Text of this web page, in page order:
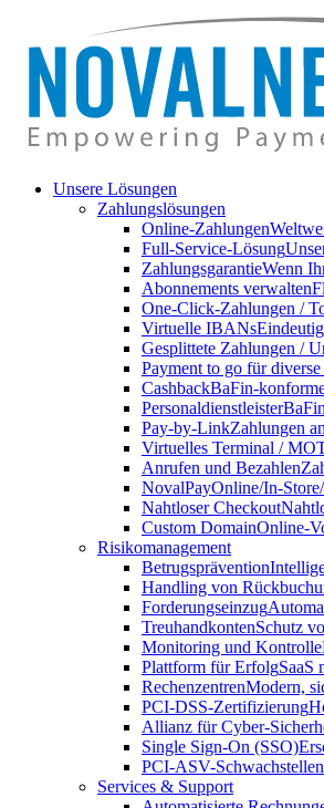
Unsere Lösungen
Zahlungslösungen
Online-Zahlungen
Full-Service-Lösung
ZahlungsgarantieWenn
Abonnements verwalten
One-Click-Zahlungen /
Virtuelle IBANs
Gesplittete Zahlungen /
Payment to go für diverse
CashbackBaFin-
Personaldienstleister
Pay-by-LinkZahlungen
Virtuelles Terminal /
Anrufen und Bezahlen
NovalPayOnline/In-
Nahtloser Checkout
Custom DomainOnline-
Risikomanagement
Betrugsprävention
Handling von
Forderungseinzug
TreuhandkontenSchutz
Monitoring und Kontrolle
Plattform für ErfolgSaaS
RechenzentrenModern,
PCI-DSS-Zertifizierung
Allianz für Cyber-
Single Sign-On (SSO)
PCI-ASV-
Services & Support